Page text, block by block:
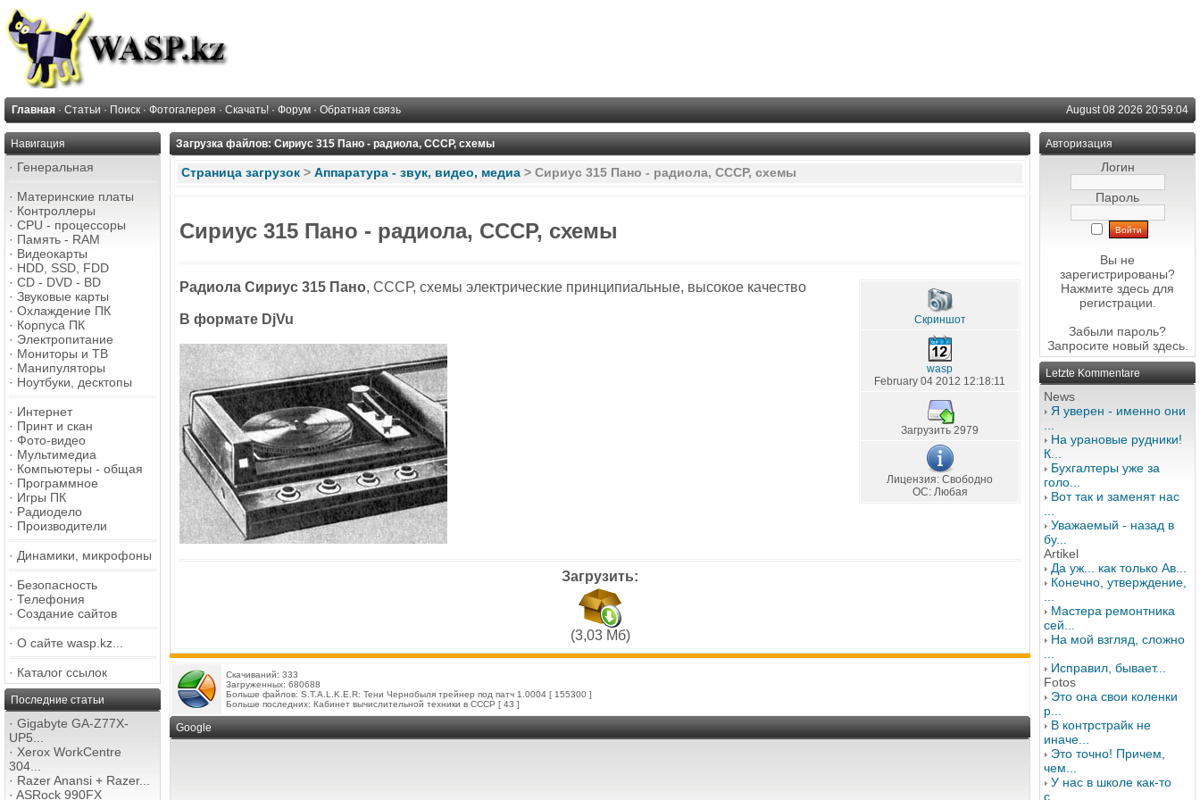
Главная · Статьи · Поиск · Фотогалерея · Скачать! · Форум · Обратная связь August 08 2026 20:59:04
Навигация
· Генеральная
· Материнские платы
· Контроллеры
· CPU - процессоры
· Память - RAM
· Видеокарты
· HDD, SSD, FDD
· CD - DVD - BD
· Звуковые карты
· Охлаждение ПК
· Корпуса ПК
· Электропитание
· Мониторы и ТВ
· Манипуляторы
· Ноутбуки, десктопы
· Интернет
· Принт и скан
· Фото-видео
· Мультимедиа
· Компьютеры - общая
· Программное
· Игры ПК
· Радиодело
· Производители
· Динамики, микрофоны
· Безопасность
· Телефония
· Создание сайтов
· О сайте wasp.kz...
· Каталог ссылок
Последние статьи
· Gigabyte GA-Z77X-
UP5...
· Xerox WorkCentre
304...
· Razer Anansi + Razer...
· ASRock 990FX
Загрузка файлов: Сириус 315 Пано - радиола, СССР, схемы
Страница загрузок > Аппаратура - звук, видео, медиа > Сириус 315 Пано - радиола, СССР, схемы
Сириус 315 Пано - радиола, СССР, схемы
Радиола Сириус 315 Пано, СССР, схемы электрические принципиальные, высокое качество
В формате DjVu Скриншот
wasp
February 04 2012 12:18:11
Загрузить 2979
Лицензия: Свободно
OС: Любая
Загрузить:
(3,03 Мб)
Скачиваний: 333
Загруженных: 680688
Больше файлов: S.T.A.L.K.E.R: Тени Чернобыля трейнер под патч 1.0004 [ 155300 ]
Больше последних: Кабинет вычислительной техники в СССР [ 43 ]
Google
Авторизация
Логин
Пароль
Вы не
зарегистрированы?
Нажмите здесь для
регистрации.
Забыли пароль?
Запросите новый здесь.
Letzte Kommentare
News
Я уверен - именно они
На урановые рудники!
К...
Бухгалтеры уже за
голо...
Вот так и заменят нас
Уважаемый - назад в
бу...
Artikel
Да уж... как только Ав...
Конечно, утверждение,
Мастера ремонтника
сей...
На мой взгляд, сложно
Исправил, бывает...
Fotos
Это она свои коленки
р...
В контрстрайк не
иначе...
Это точно! Причем,
чем...
У нас в школе как-то
с...